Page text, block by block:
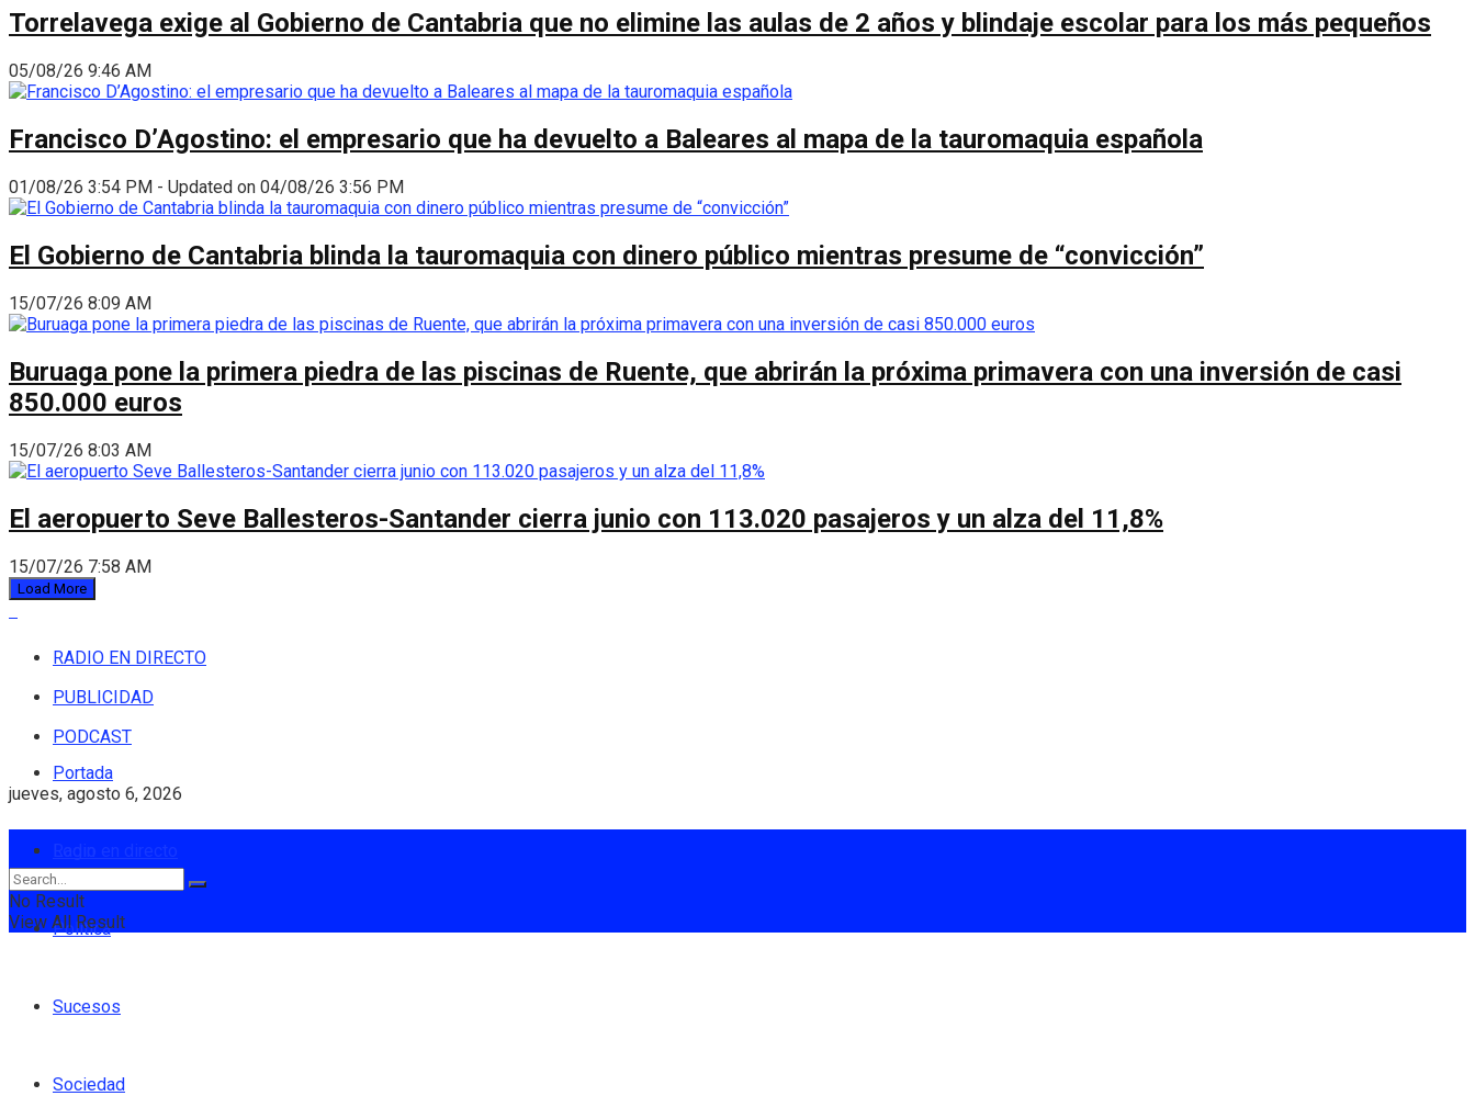
Torrelavega exige al Gobierno de Cantabria que no elimine las aulas de 2 años y blindaje escolar para los más pequeños
05/08/26 9:46 AM
Francisco D’Agostino: el empresario que ha devuelto a Baleares al mapa de la tauromaquia española
01/08/26 3:54 PM - Updated on 04/08/26 3:56 PM
El Gobierno de Cantabria blinda la tauromaquia con dinero público mientras presume de “convicción”
15/07/26 8:09 AM
Buruaga pone la primera piedra de las piscinas de Ruente, que abrirán la próxima primavera con una inversión de casi
850.000 euros
15/07/26 8:03 AM
El aeropuerto Seve Ballesteros-Santander cierra junio con 113.020 pasajeros y un alza del 11,8%
15/07/26 7:58 AM
Load More
RADIO EN DIRECTO
PUBLICIDAD
PODCAST
jueves, agosto 6, 2026
Portada
Política
Sucesos
Sociedad
No Result
View All Result